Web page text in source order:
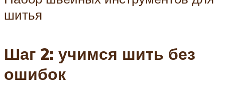
шитья
Шаг 2: учимся шить без
ошибок